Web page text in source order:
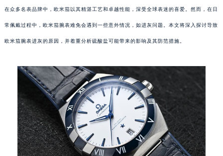
在众多名表品牌中，欧米茄以其精湛工艺和卓越性能，深受全球表迷的喜爱。然而，在日
常佩戴过程中，欧米茄腕表难免会遇到一些意外情况，如进灰问题。本文将深入探讨导致
欧米茄腕表进灰的原因，并着重分析硫酸盐可能带来的影响及其防范措施。